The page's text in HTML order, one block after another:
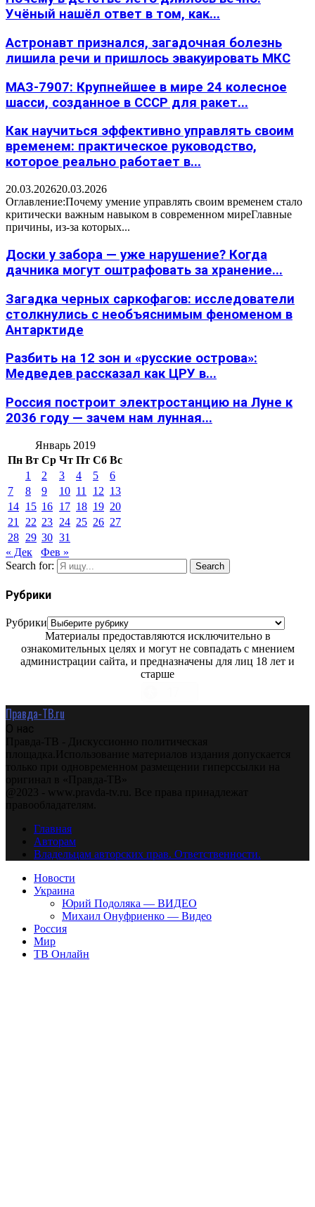
Учёный нашёл ответ в том, как...
Астронавт признался, загадочная болезнь
лишила речи и пришлось эвакуировать МКС
МАЗ-7907: Крупнейшее в мире 24 колесное
шасси, созданное в СССР для ракет...
Как научиться эффективно управлять своим
временем: практическое руководство,
которое реально работает в...
20.03.202620.03.2026
Оглавление:Почему умение управлять своим временем стало
критически важным навыком в современном миреГлавные
причины, из-за которых...
Доски у забора — уже нарушение? Когда
дачника могут оштрафовать за хранение...
Загадка черных саркофагов: исследователи
столкнулись с необъяснимым феноменом в
Антарктиде
Разбить на 12 зон и «русские острова»:
Медведев рассказал как ЦРУ в...
Россия построит электростанцию на Луне к
2036 году — зачем нам лунная...
Январь 2019
Пн Вт Ср Чт Пт Сб Вс
1
2 3 4 5
6
7
8 9 10 11 12 13
14 15 16 17 18 19 20
21
22 23 24 25 26 27
28 29 30 31
« Дек
Фев »
Search for:
Search
Рубрики
Рубрики
Материалы предоставляются исключительно в
ознакомительных целях и могут не совпадать с мнением
администрации сайта, и предназначены для лиц 18 лет и
старше
Правда-ТВ.ru
О нас
Правда-ТВ - Дискуссионно политическая
площадка.Использование материалов издания допускается
только при одновременном размещении гиперссылки на
оригинал в «Правда-ТВ»
@2023 - www.pravda-tv.ru. Все права принадлежат
правообладателям.
Главная
Авторам
Владельцам авторских прав. Ответственности.
Новости
Украина
Юрий Подоляка — ВИДЕО
Михаил Онуфриенко — Видео
Россия
Мир
ТВ Онлайн